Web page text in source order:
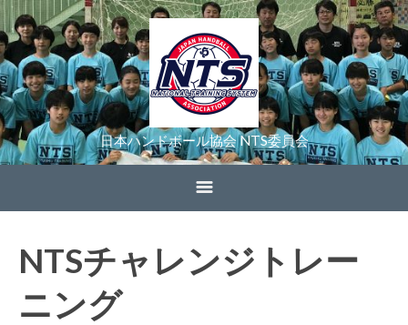
日本ハンドボール協会 NTS委員会
お知らせ
NTSチャレンジトレー
ニング